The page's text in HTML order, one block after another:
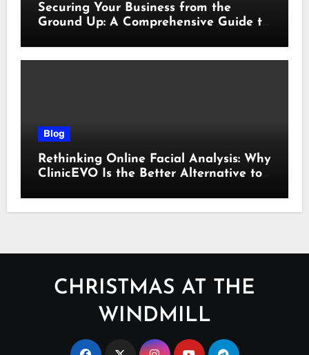
Securing Your Business from the
Ground Up: A Comprehensive Guide to
Blog
Rethinking Online Facial Analysis: Why
ClinicEVO Is the Better Alternative to
CHRISTMAS AT THE
WINDMILL